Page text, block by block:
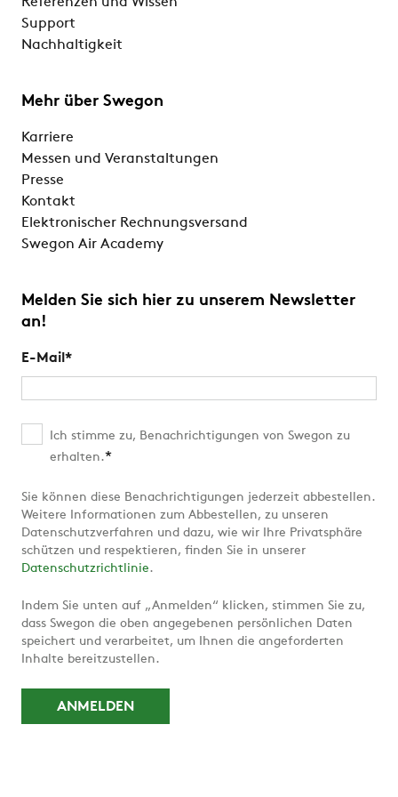
Support
Nachhaltigkeit
Mehr über Swegon
Karriere
Messen und Veranstaltungen
Presse
Kontakt
Elektronischer Rechnungsversand
Swegon Air Academy
Melden Sie sich hier zu unserem Newsletter
an!
E-Mail *
Ich stimme zu, Benachrichtigungen von Swegon zu
erhalten.*
Sie können diese Benachrichtigungen jederzeit abbestellen.
Weitere Informationen zum Abbestellen, zu unseren
Datenschutzverfahren und dazu, wie wir Ihre Privatsphäre
schützen und respektieren, finden Sie in unserer
Datenschutzrichtlinie.
Indem Sie unten auf „Anmelden“ klicken, stimmen Sie zu,
dass Swegon die oben angegebenen persönlichen Daten
speichert und verarbeitet, um Ihnen die angeforderten
Inhalte bereitzustellen.